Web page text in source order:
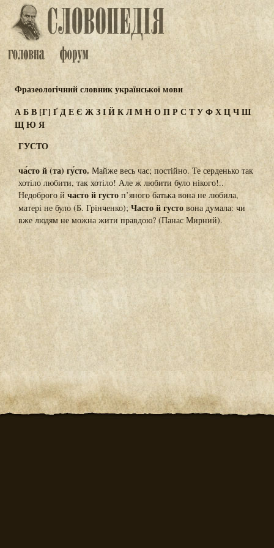
Фразеологічний словник української мови
АБВ[Г] ҐДЕЄ ЖЗІЙКЛМНОПР С ТУФХЦЧШ
ЩЮ Я
ГУСТО
ча́сто й (та) гу́сто. Майже весь час; постійно. Те серденько так
хотіло любити, так хотіло! Але ж любити було нікого!..
Недоброго й часто й густо п’яного батька вона не любила,
матері не було (Б. Грінченко); Часто й густо вона думала: чи
вже людям не можна жити правдою? (Панас Мирний).